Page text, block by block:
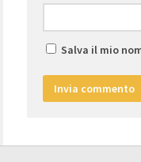
Salva il mio